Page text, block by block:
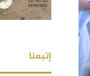
إتبعنا